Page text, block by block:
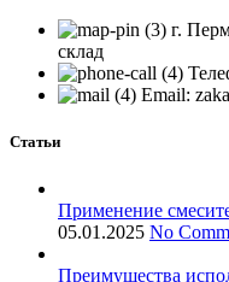
г.
склад
Email:
Статьи
Применение
05.01.2025 No
Преимущества